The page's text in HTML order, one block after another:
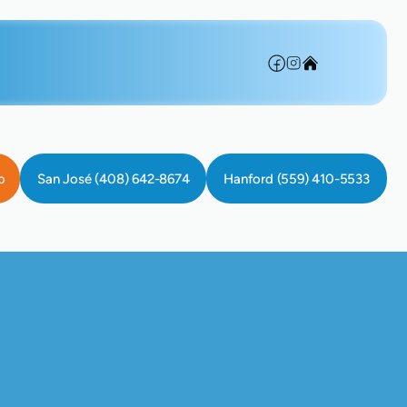
San José (408) 642-8674 Hanford (559) 410-5533